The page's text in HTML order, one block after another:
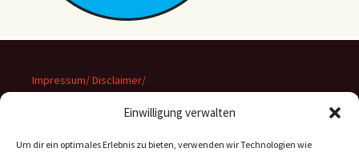
Einwilligung verwalten
Um dir ein optimales Erlebnis zu bieten, verwenden wir Technologien wie
Impressum/ Disclaimer/
Datenschutz